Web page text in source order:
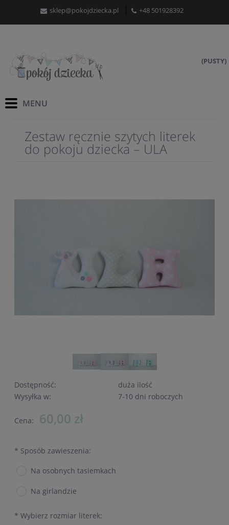
sklep@pokojdziecka.pl +48 501928392
(PUSTY)
Zestaw ręcznie szytych literek
do pokoju dziecka – ULA
Dostępność:
duża ilość
Wysyłka w:
7-10 dni roboczych
Cena: 60,00 zł
* Sposób zawieszenia:
Na osobnych tasiemkach
Na girlandzie
* Wybierz rozmiar literek: